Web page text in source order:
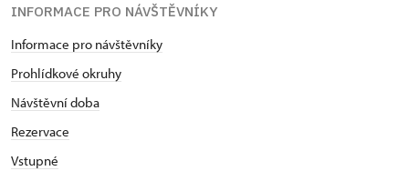
INFORMACE PRO NÁVŠTĚVNÍKY
Informace pro návštěvníky
Prohlídkové okruhy
Návštěvní doba
Rezervace
Vstupné